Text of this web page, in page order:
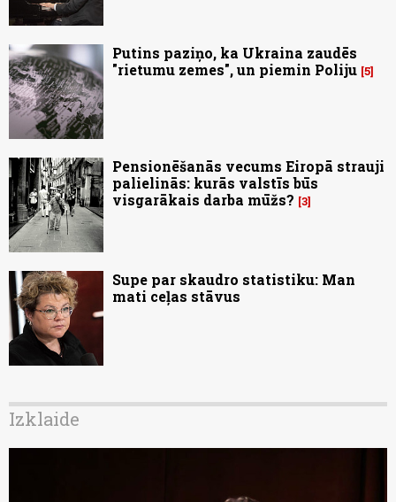
Putins paziņo, ka Ukraina zaudēs
"rietumu zemes", un piemin Poliju 5
Pensionēšanās vecums Eiropā strauji
palielinās: kurās valstīs būs
visgarākais darba mūžs? 3
Supe par skaudro statistiku: Man
mati ceļas stāvus
Izklaide